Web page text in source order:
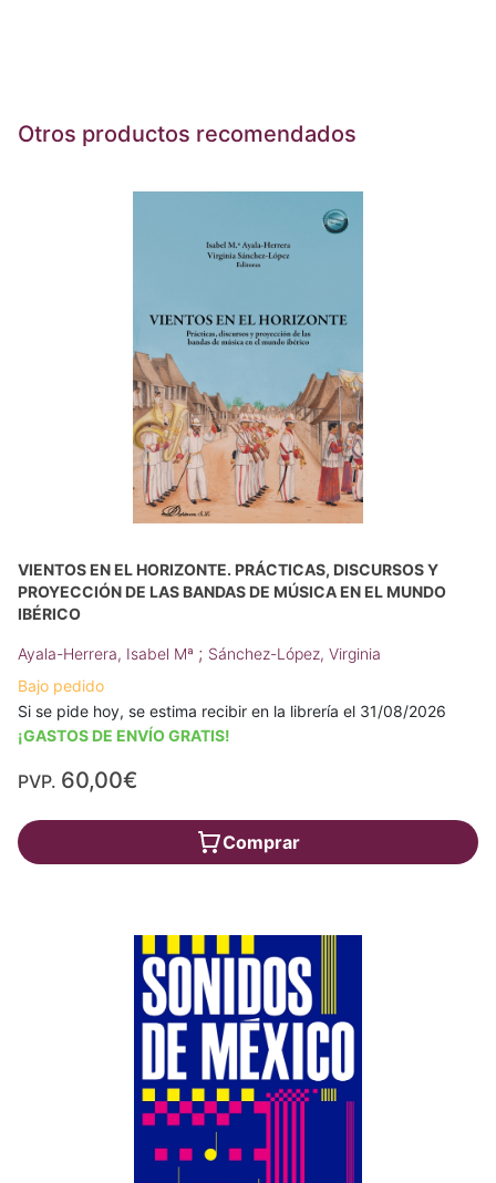
Otros productos recomendados
VIENTOS EN EL HORIZONTE. PRÁCTICAS, DISCURSOS Y
PROYECCIÓN DE LAS BANDAS DE MÚSICA EN EL MUNDO
IBÉRICO
Ayala-Herrera, Isabel Mª ; Sánchez-López, Virginia
Bajo pedido
Si se pide hoy, se estima recibir en la librería el 31/08/2026
¡GASTOS DE ENVÍO GRATIS!
PVP. 60,00€
Comprar